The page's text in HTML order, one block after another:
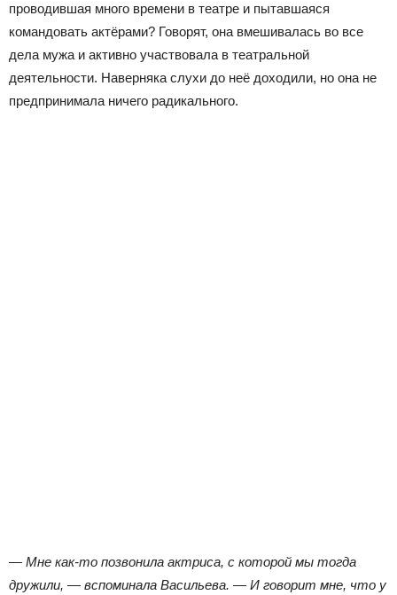
проводившая много времени в театре и пытавшаяся
командовать актёрами? Говорят, она вмешивалась во все
дела мужа и активно участвовала в театральной
деятельности. Наверняка слухи до неё доходили, но она не
предпринимала ничего радикального.
— Мне как-то позвонила актриса, с которой мы тогда
дружили, — вспоминала Васильева. — И говорит мне, что у